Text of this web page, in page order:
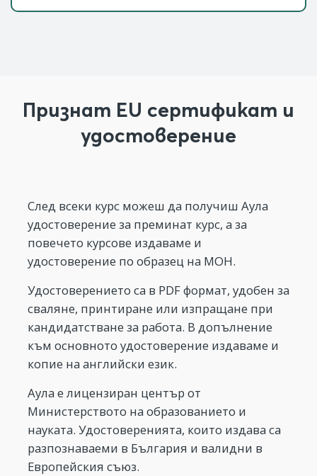
Признат EU сертификат и
удостоверение
След всеки курс можеш да получиш Аула
удостоверение за преминат курс, а за
повечето курсове издаваме и
удостоверение по образец на МОН.
Удостоверението са в PDF формат, удобен за
сваляне, принтиране или изпращане при
кандидатстване за работа. В допълнение
към основното удостоверение издаваме и
копие на английски език.
Аула е лицензиран център от
Министерството на образованието и
науката. Удостоверенията, които издава са
разпознаваеми в България и валидни в
Европейския съюз.